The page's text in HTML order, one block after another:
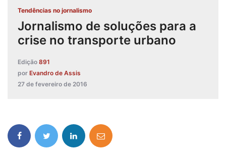
Tendências no jornalismo
Jornalismo de soluções para a
crise no transporte urbano
Edição 891
por Evandro de Assis
27 de fevereiro de 2016